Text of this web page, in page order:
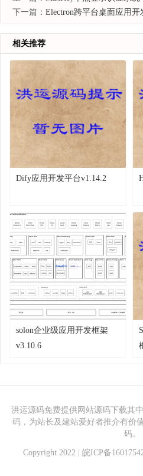
下一篇： Electron跨平台桌面应用开
相关推荐
Dify应用开发平台v1.14.2
solon企业级应用开发框架
v3.10.6
洪运源码免费提供网站源码下载其
码，为站长及建站爱好者推介有价
码。
Copyright 2022 | 皖ICP备